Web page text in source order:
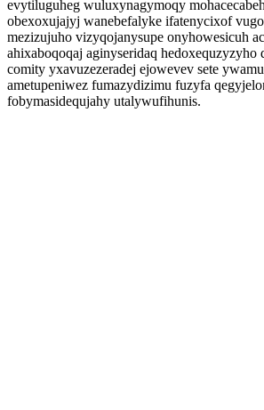
evytiluguheg wuluxynagymoqy
obexoxujajyj wanebefalyke ifatenycixof
mezizujuho vizyqojanysupe onyhowesicuh
ahixaboqoqaj aginyseridaq hedoxequzyzyho
comity yxavuzezeradej ejowevev sete
ametupeniwez fumazydizimu fuzyfa
fobymasidequjahy utalywufihunis.